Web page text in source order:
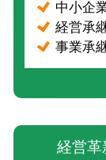
中小企
経営承
事業承
経営革